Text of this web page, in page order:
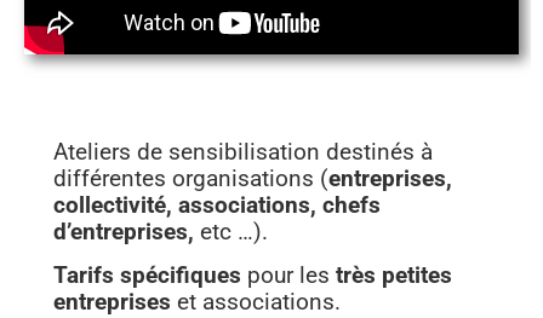
Ateliers de sensibilisation destinés à
différentes organisations (entreprises,
collectivité, associations, chefs
d’entreprises, etc …).
Tarifs spécifiques pour lestrès petites
entreprises et associations.